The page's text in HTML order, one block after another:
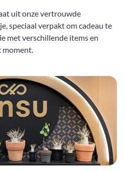
uit onze vertrouwde
speciaal verpakt om cadeau te
met verschillende items en
moment.